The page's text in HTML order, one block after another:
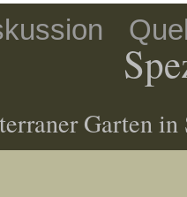
Garten in